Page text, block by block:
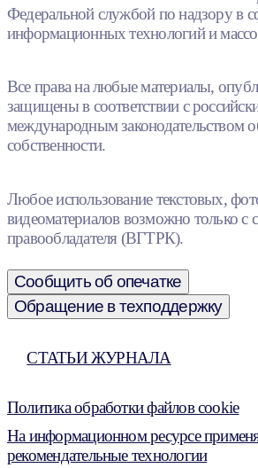
Федеральной службой по надзору в
информационных технологий и
Все права на любые материалы,
защищены в соответствии с
международным законодательством
собственности.
Любое использование текстовых,
видеоматериалов возможно только с
правообладателя (ВГТРК).
Сообщить об опечатке
Обращение в техподдержку
СТАТЬИ ЖУРНАЛА
Политика обработки файлов cookie
На информационном ресурсе
рекомендательные технологии